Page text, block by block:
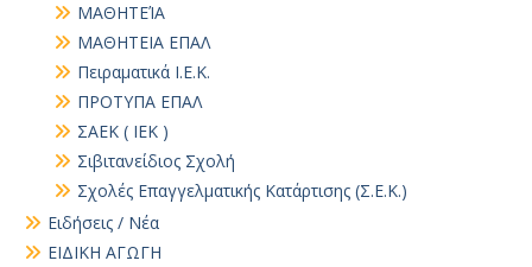
ΜΑΘΗΤΕΊΑ
ΜΑΘΗΤΕΙΑ ΕΠΑΛ
Πειραματικά Ι.Ε.Κ.
ΠΡΟΤΥΠΑ ΕΠΑΛ
ΣΑΕΚ ( ΙΕΚ )
Σιβιτανείδιος Σχολή
Σχολές Επαγγελματικής Κατάρτισης (Σ.Ε.Κ.)
Ειδήσεις / Νέα
ΕΙΔΙΚΗ ΑΓΩΓΗ